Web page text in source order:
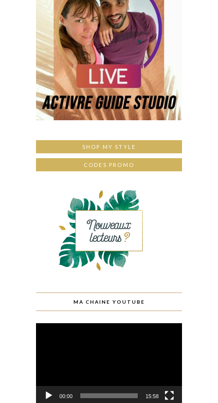
SHOP MY STYLE
CODES PROMO
MA CHAINE YOUTUBE
00:00 15:58